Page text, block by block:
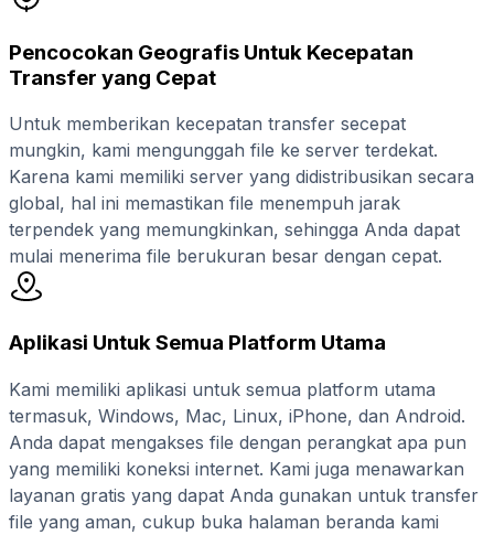
Pencocokan Geografis Untuk Kecepatan
Transfer yang Cepat
Untuk memberikan kecepatan transfer secepat
mungkin, kami mengunggah file ke server terdekat.
Karena kami memiliki server yang didistribusikan secara
global, hal ini memastikan file menempuh jarak
terpendek yang memungkinkan, sehingga Anda dapat
mulai menerima file berukuran besar dengan cepat.
Aplikasi Untuk Semua Platform Utama
Kami memiliki aplikasi untuk semua platform utama
termasuk, Windows, Mac, Linux, iPhone, dan Android.
Anda dapat mengakses file dengan perangkat apa pun
yang memiliki koneksi internet. Kami juga menawarkan
layanan gratis yang dapat Anda gunakan untuk transfer
file yang aman, cukup buka halaman beranda kami